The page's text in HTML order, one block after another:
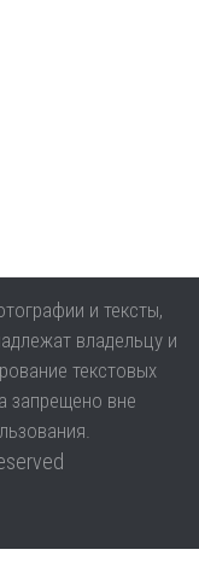
и тексты,
владельцу и
текстовых
запрещено вне